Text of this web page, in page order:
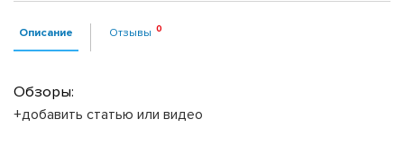
Описание Отзывы
Обзоры:
+добавить статью или видео